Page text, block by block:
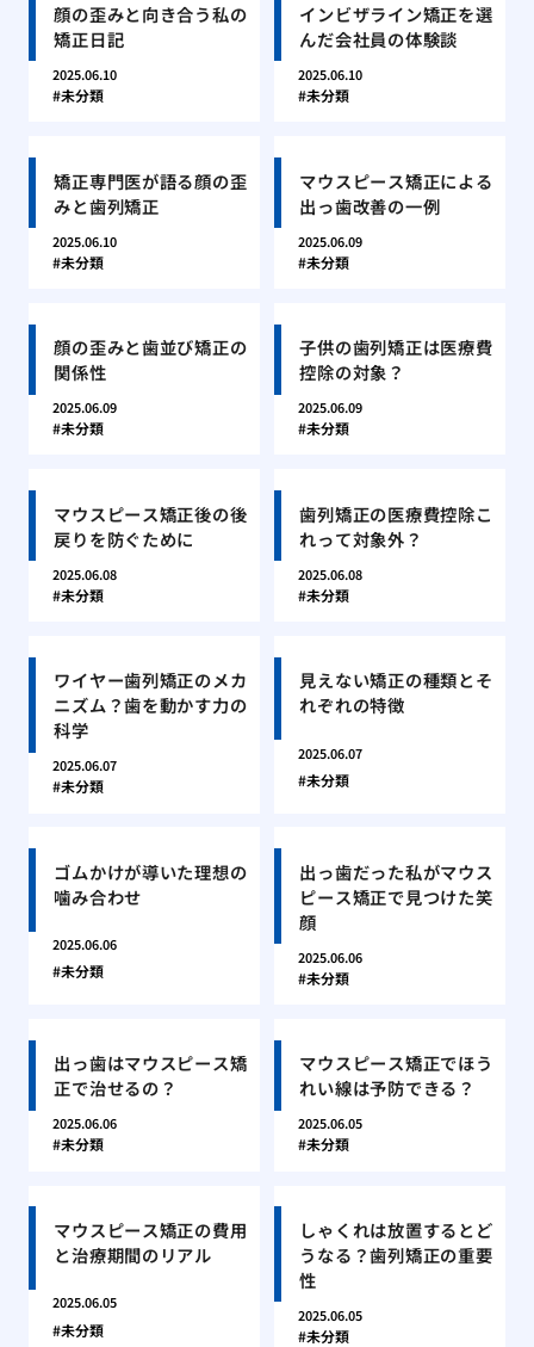
顔の歪みと向き合う私の
矯正日記
2025.06.10
未分類
インビザライン矯正を選
んだ会社員の体験談
2025.06.10
未分類
矯正専門医が語る顔の歪
みと歯列矯正
2025.06.10
未分類
マウスピース矯正による
出っ歯改善の一例
2025.06.09
未分類
顔の歪みと歯並び矯正の
関係性
2025.06.09
未分類
子供の歯列矯正は医療費
控除の対象？
2025.06.09
未分類
マウスピース矯正後の後
戻りを防ぐために
2025.06.08
未分類
歯列矯正の医療費控除こ
れって対象外？
2025.06.08
未分類
ワイヤー歯列矯正のメカ
ニズム？歯を動かす力の
科学
2025.06.07
未分類
見えない矯正の種類とそ
れぞれの特徴
2025.06.07
未分類
ゴムかけが導いた理想の
噛み合わせ
2025.06.06
未分類
出っ歯だった私がマウス
ピース矯正で見つけた笑
顔
2025.06.06
未分類
出っ歯はマウスピース矯
正で治せるの？
2025.06.06
未分類
マウスピース矯正でほう
れい線は予防できる？
2025.06.05
未分類
マウスピース矯正の費用
と治療期間のリアル
2025.06.05
未分類
しゃくれは放置するとど
うなる？歯列矯正の重要
性
2025.06.05
未分類